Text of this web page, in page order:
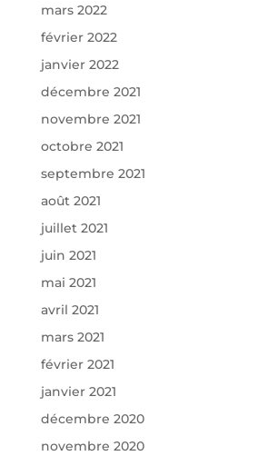
mars 2022
février 2022
janvier 2022
décembre 2021
novembre 2021
octobre 2021
septembre 2021
août 2021
juillet 2021
juin 2021
mai 2021
avril 2021
mars 2021
février 2021
janvier 2021
décembre 2020
novembre 2020